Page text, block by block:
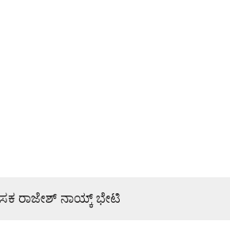
ರಾಜೇಶ್ ನಾಯ್ಕ್ ಭೇಟಿ